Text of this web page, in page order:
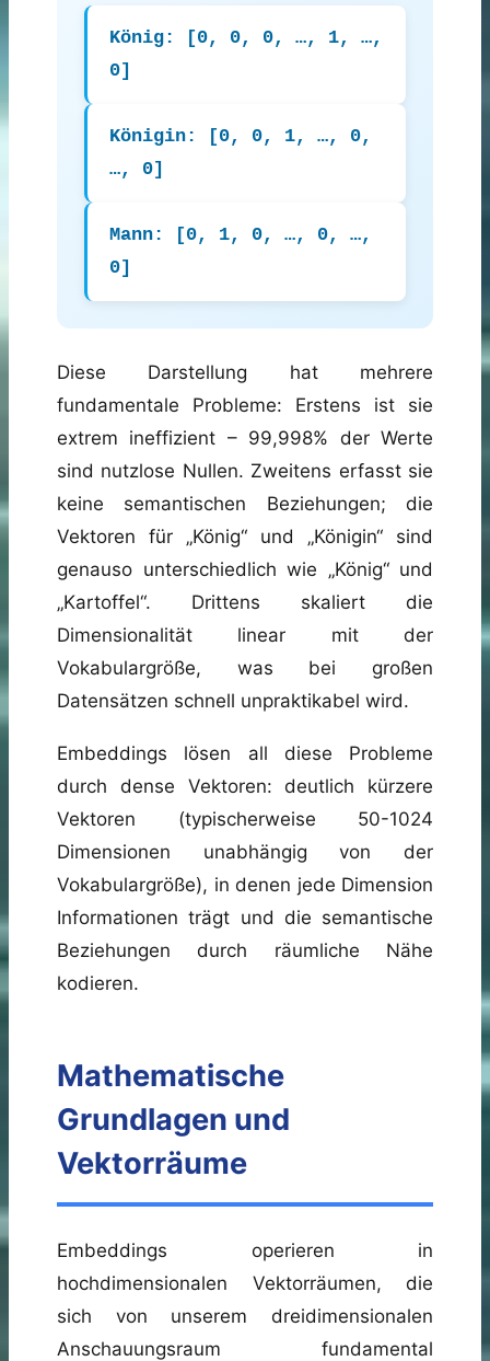
König: [0, 0, 0, …, 1, …,
0]
Königin: [0, 0, 1, …, 0,
…, 0]
Mann: [0, 1, 0, …, 0, …,
0]
Diese Darstellung hat mehrere
fundamentale Probleme: Erstens ist sie
extrem ineffizient – 99,998% der Werte
sind nutzlose Nullen. Zweitens erfasst sie
keine semantischen Beziehungen; die
Vektoren für „König“ und „Königin“ sind
genauso unterschiedlich wie „König“ und
„Kartoffel“. Drittens skaliert die
Dimensionalität linear mit der
Vokabulargröße, was bei großen
Datensätzen schnell unpraktikabel wird.
Embeddings lösen all diese Probleme
durch dense Vektoren: deutlich kürzere
Vektoren (typischerweise 50-1024
Dimensionen unabhängig von der
Vokabulargröße), in denen jede Dimension
Informationen trägt und die semantische
Beziehungen durch räumliche Nähe
kodieren.
Mathematische
Grundlagen und
Vektorräume
Embeddings operieren in
hochdimensionalen Vektorräumen, die
sich von unserem dreidimensionalen
Anschauungsraum fundamental